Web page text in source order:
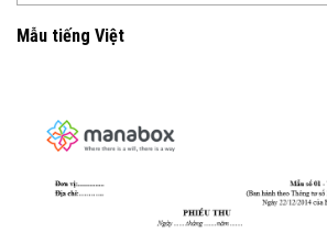
Mẫu tiếng Việt